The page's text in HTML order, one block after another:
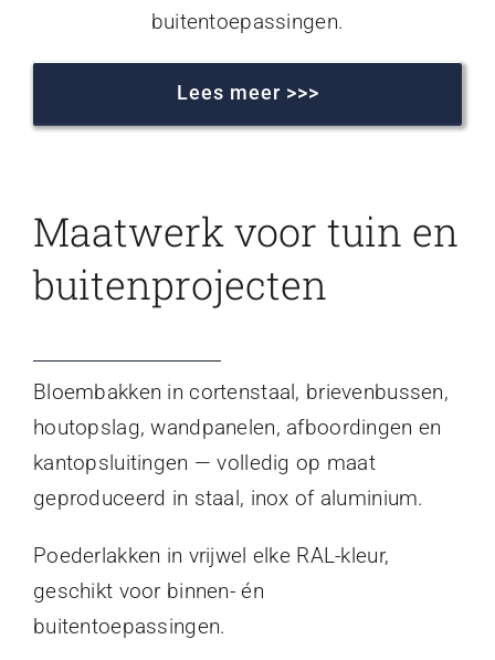
buitentoepassingen.
Lees meer >>>
Maatwerk voor tuin en
buitenprojecten
Bloembakken in cortenstaal, brievenbussen,
houtopslag, wandpanelen, afboordingen en
kantopsluitingen — volledig op maat
geproduceerd in staal, inox of aluminium.
Poederlakken in vrijwel elke RAL-kleur,
geschikt voor binnen- én
buitentoepassingen.